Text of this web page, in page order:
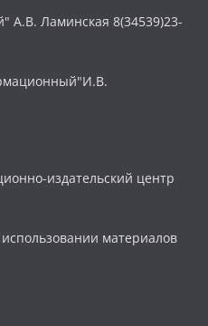
А.В. Ламинская 8(34539)23-
издательский центр
материалов